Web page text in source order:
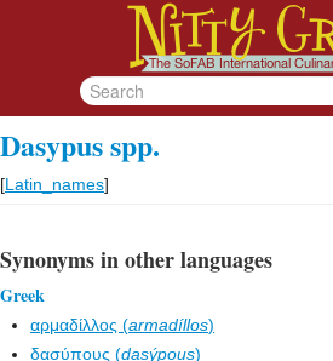
Dasypus spp.
[Latin_names]
Synonyms in other languages
Greek
αρμαδίλλος (armadíllos)
δασύπους (dasýpous)